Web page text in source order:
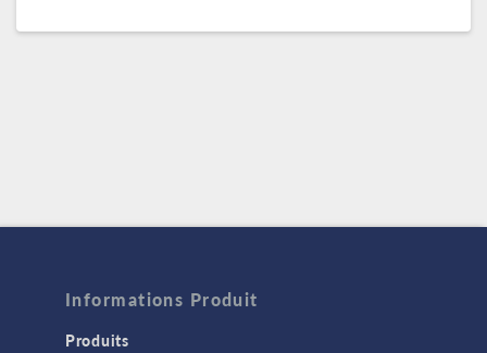
Informations Produit
Produits